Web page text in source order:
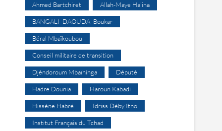
Ahmed Bartchiret Allah-Maye Halina
BANGALI DAOUDA Boukar
Béral Mbaïkoubou
Conseil militaire de transition
Djéndoroum Mbaïninga Député
Hadre Dounia Haroun Kabadi
Hissène Habré Idriss Déby Itno
Institut Français du Tchad